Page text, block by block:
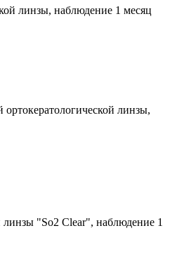
линзы, наблюдение 1 месяц
линзы,
"So2 Clear", наблюдение 1